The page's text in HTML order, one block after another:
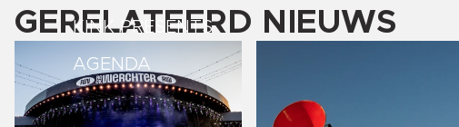
KINK PRESENTS
AGENDA
GERELATEERD NIEUWS